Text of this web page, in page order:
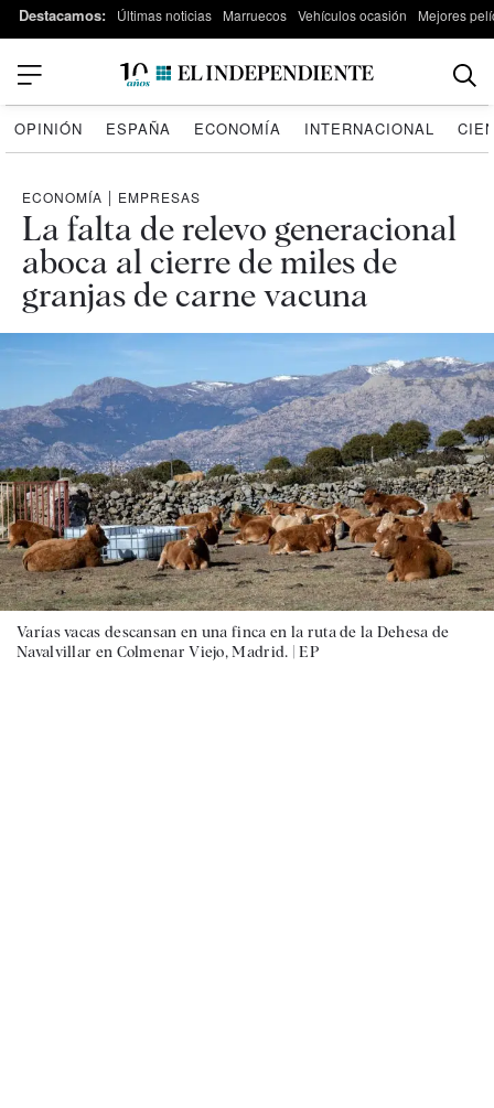
Destacamos: Últimas noticias Marruecos Vehículos ocasión Mejores
OPINIÓN ESPAÑA ECONOMÍA INTERNACIONAL
ECONOMÍA | EMPRESAS
La falta de relevo generacional
aboca al cierre de miles de
granjas de carne vacuna
Varías vacas descansan en una finca en la ruta de la Dehesa de
Navalvillar en Colmenar Viejo, Madrid. |EP